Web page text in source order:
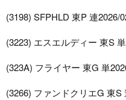
(3198) SFPHLD 東P 連2026/
(3223) エスエルディー 東S
(323A) フライヤー 東G 単
(3266) ファンドクリエG 東S